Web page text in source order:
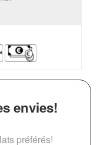
envies!
préférés!